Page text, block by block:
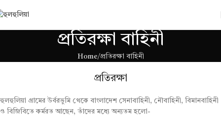
প্রতিরক্ষা বাহিনী
Home প্রতিরক্ষা বাহিনী
প্রতিরক্ষা
হুলহুলিয়া গ্রামের উর্বরভুমি থেকে বাংলাদেশ সেনাবাহিনী, নৌবাহিনী, বিমানবাহিনী
ও বিজিবিতে কর্মরত আছেন, তাঁদের মধ্যে অন্যতম হলো-